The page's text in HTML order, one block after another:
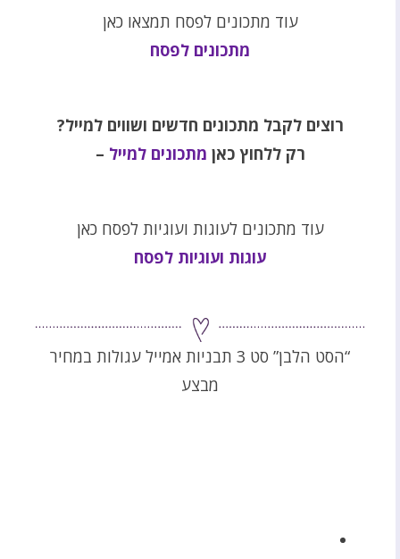
עוד מתכונים לפסח תמצאו כאן
מתכונים לפסח
רוצים לקבל מתכונים חדשים ושווים למייל?
רק ללחוץ כאן
– מתכונים למייל
עוד מתכונים לעוגות ועוגיות לפסח כאן
עוגות ועוגיות לפסח
“הסט הלבן” סט 3 תבניות אמייל עגולות במחיר
מבצע